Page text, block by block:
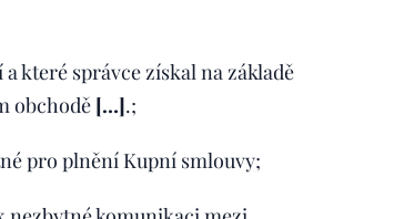
které správce získal na základě
obchodě […].;
pro plnění Kupní smlouvy;